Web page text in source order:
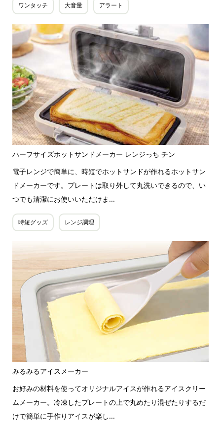
ワンタッチ 大音量 アラート
ハーフサイズホットサンドメーカー レンジっち チン
電子レンジで簡単に、時短でホットサンドが作れるホットサン
ドメーカーです。プレートは取り外して丸洗いできるので、い
つでも清潔にお使いいただけま...
時短グッズ レンジ調理
みるみるアイスメーカー
お好みの材料を使ってオリジナルアイスが作れるアイスクリー
ムメーカー。冷凍したプレートの上で丸めたり混ぜたりするだ
けで簡単に手作りアイスが楽し...